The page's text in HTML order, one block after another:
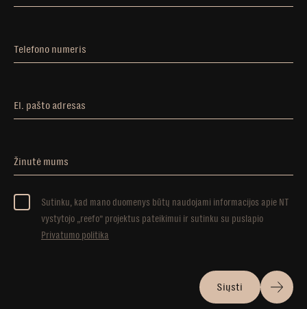
Telefono numeris
El. pašto adresas
Žinutė mums
Sutinku, kad mano duomenys būtų naudojami informacijos apie NT
vystytojo „reefo” projektus pateikimui ir sutinku su puslapio
Privatumo politika
Siųsti